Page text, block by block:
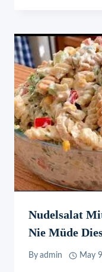
Nudelsalat
Nie Müde
By admin May